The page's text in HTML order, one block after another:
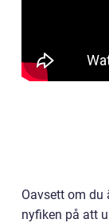
Oavsett om du
nyfiken på att